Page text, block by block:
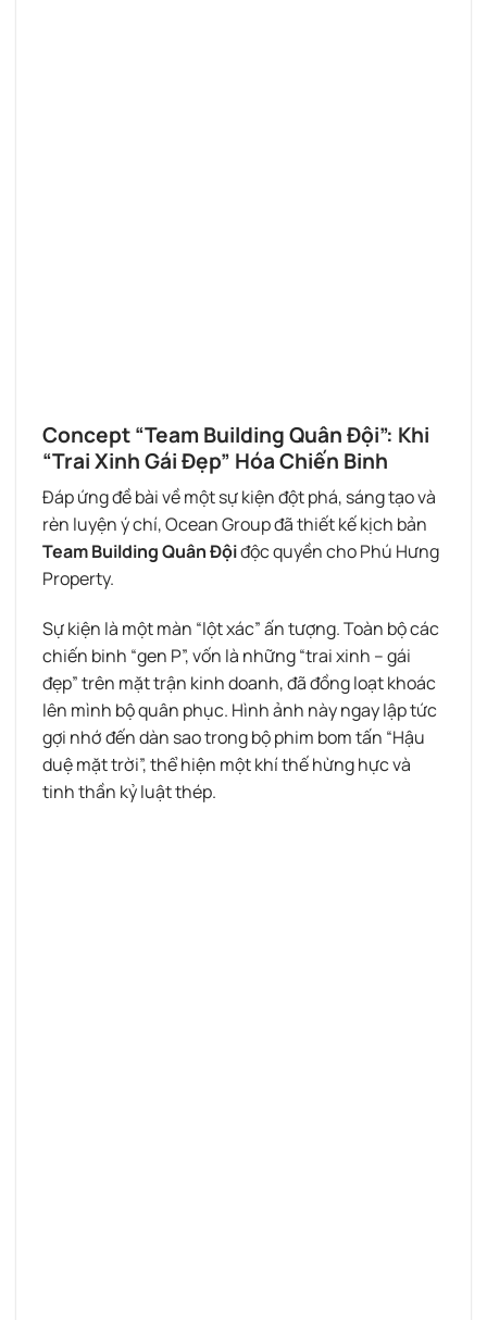
Concept “Team Building Quân Đội”: Khi
“Trai Xinh Gái Đẹp” Hóa Chiến Binh
Đáp ứng đề bài về một sự kiện đột phá, sáng tạo và
rèn luyện ý chí, Ocean Group đã thiết kế kịch bản
Team Building Quân Độiđộc quyền cho Phú Hưng
Property.
Sự kiện là một màn “lột xác” ấn tượng. Toàn bộ các
chiến binh “gen P”, vốn là những “trai xinh – gái
đẹp” trên mặt trận kinh doanh, đã đồng loạt khoác
lên mình bộ quân phục. Hình ảnh này ngay lập tức
gợi nhớ đến dàn sao trong bộ phim bom tấn “Hậu
duệ mặt trời”, thể hiện một khí thế hừng hực và
tinh thần kỷ luật thép.